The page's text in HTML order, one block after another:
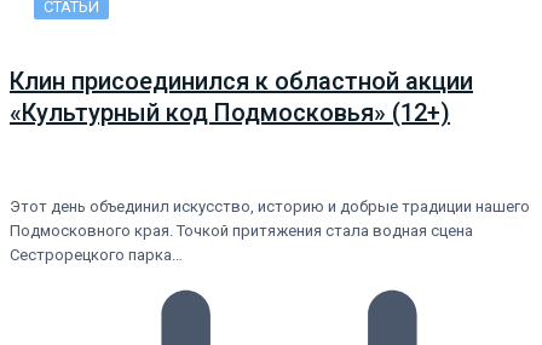
СТАТЬИ
Клин присоединился к областной акции
«Культурный код Подмосковья» (12+)
Этот день объединил искусство, историю и добрые традиции нашего
Подмосковного края. Точкой притяжения стала водная сцена
Сестрорецкого парка…